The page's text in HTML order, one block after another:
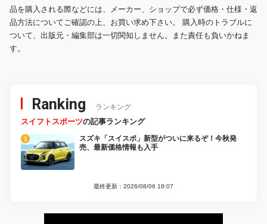
品を購入される際などには、メーカー、ショップで必ず価格・仕様・返
品方法についてご確認の上、お買い求め下さい。 購入時のトラブルに
ついて、出版元・編集部は一切関知しません。また責任も負いかねま
す。
Ranking ランキング
スイフトスポーツの記事ランキング
スズキ「スイスポ」新型がついに来るぞ！今秋発
売、最新価格情報も入手
最終更新：2026/08/06 18:07